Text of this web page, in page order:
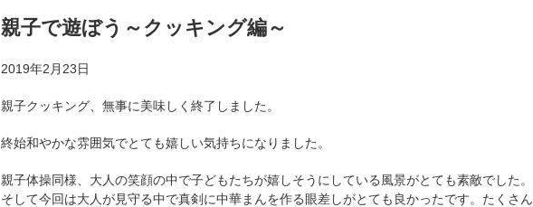
親子で遊ぼう～クッキング編～
2019年2月23日
親子クッキング、無事に美味しく終了しました。
終始和やかな雰囲気でとても嬉しい気持ちになりました。
親子体操同様、大人の笑顔の中で子どもたちが嬉しそうにしている風景がとても素敵でした。
そして今回は大人が見守る中で真剣に中華まんを作る眼差しがとても良かったです。たくさん